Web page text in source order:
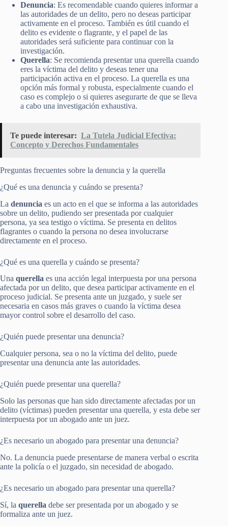
Denuncia: Es recomendable cuando quieres informar a
las autoridades de un delito, pero no deseas participar
activamente en el proceso. También es útil cuando el
delito es evidente o flagrante, y el papel de las
autoridades será suficiente para continuar con la
investigación.
Querella: Se recomienda presentar una querella cuando
eres la víctima del delito y deseas tener una
participación activa en el proceso. La querella es una
opción más formal y robusta, especialmente cuando el
caso es complejo o si quieres asegurarte de que se lleva
a cabo una investigación exhaustiva.
Te puede interesar: La Tutela Judicial Efectiva:
Concepto y Derechos Fundamentales
Preguntas frecuentes sobre la denuncia y la querella
¿Qué es una denuncia y cuándo se presenta?
La denuncia es un acto en el que se informa a las autoridades
sobre un delito, pudiendo ser presentada por cualquier
persona, ya sea testigo o víctima. Se presenta en delitos
flagrantes o cuando la persona no desea involucrarse
directamente en el proceso.
¿Qué es una querella y cuándo se presenta?
Una querella es una acción legal interpuesta por una persona
afectada por un delito, que desea participar activamente en el
proceso judicial. Se presenta ante un juzgado, y suele ser
necesaria en casos más graves o cuando la víctima desea
mayor control sobre el desarrollo del caso.
¿Quién puede presentar una denuncia?
Cualquier persona, sea o no la víctima del delito, puede
presentar una denuncia ante las autoridades.
¿Quién puede presentar una querella?
Solo las personas que han sido directamente afectadas por un
delito (víctimas) pueden presentar una querella, y esta debe ser
interpuesta por un abogado ante un juez.
¿Es necesario un abogado para presentar una denuncia?
No. La denuncia puede presentarse de manera verbal o escrita
ante la policía o el juzgado, sin necesidad de abogado.
¿Es necesario un abogado para presentar una querella?
Sí, la querella debe ser presentada por un abogado y se
formaliza ante un juez.